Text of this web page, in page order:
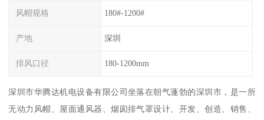
风帽规格 180#-1200#
产地 深圳
排风口径 180-1200mm
深圳市华腾达机电设备有限公司坐落在朝气蓬勃的深圳市，是一所
无动力风帽、屋面通风器、烟囱排气罩设计、开发、创造、销售、